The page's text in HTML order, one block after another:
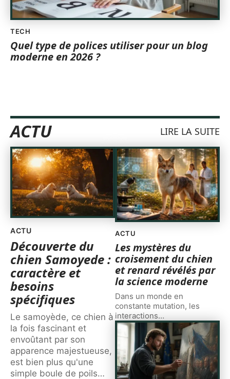
TECH
Quel type de polices utiliser pour un blog
moderne en 2026 ?
ACTU LIRE LA SUITE
ACTU
Découverte du
chien Samoyede :
caractère et
besoins
spécifiques
Le samoyède, ce chien à
la fois fascinant et
envoûtant par son
apparence majestueuse,
est bien plus qu'une
simple boule de poils…
ACTU
Les mystères du
croisement du chien
et renard révélés par
la science moderne
Dans un monde en
constante mutation, les
interactions…